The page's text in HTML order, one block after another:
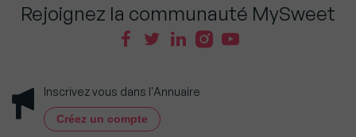
Rejoignez la communauté MySweet
Inscrivez vous dans l'Annuaire
Créez un compte